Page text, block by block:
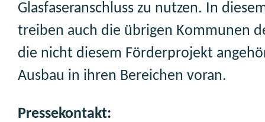
Glasfaseranschluss zu nutzen. In
treiben auch die übrigen Kommunen
die nicht diesem Förderprojekt
Ausbau in ihren Bereichen voran.
Pressekontakt: